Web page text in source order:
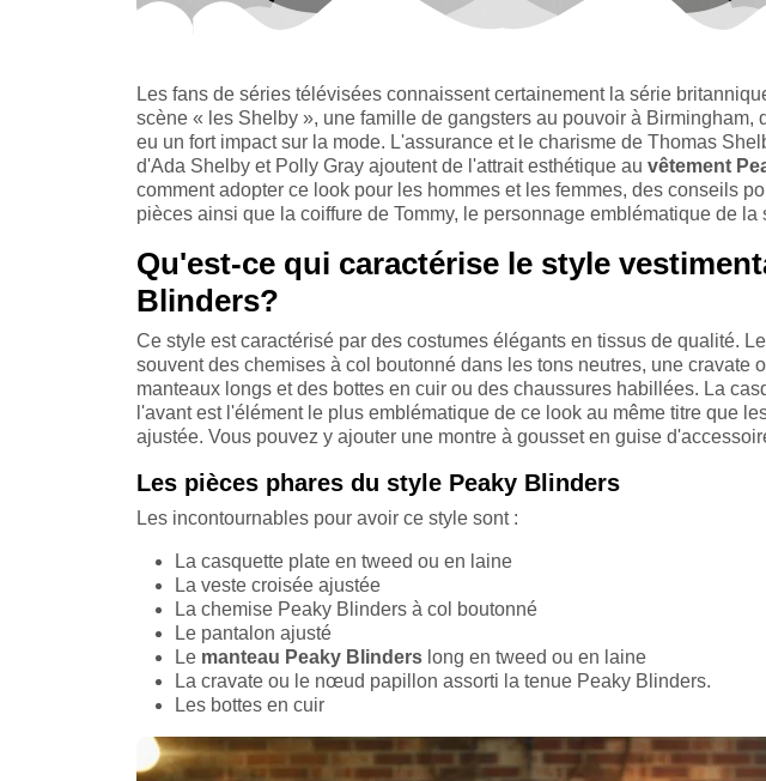
Les fans de séries télévisées connaissent certainement la série
scène « les Shelby », une famille de gangsters au pouvoir à Birmingham,
eu un fort impact sur la mode. L'assurance et le charisme de Thomas
d'Ada Shelby et Polly Gray ajoutent de l'attrait esthétique au vêtement
comment adopter ce look pour les hommes et les femmes, des conseils
pièces ainsi que la coiffure de Tommy, le personnage emblématique de la
Qu'est-ce qui caractérise le style
Blinders?
Ce style est caractérisé par des costumes élégants en tissus de qualité.
souvent des chemises à col boutonné dans les tons neutres, une cravate
manteaux longs et des bottes en cuir ou des chaussures habillées. La
l'avant est l'élément le plus emblématique de ce look au même titre que
ajustée. Vous pouvez y ajouter une montre à gousset en guise
Les pièces phares du style Peaky Blinders
Les incontournables pour avoir ce style sont :
La casquette plate en tweed ou en laine
La veste croisée ajustée
La chemise Peaky Blinders à col boutonné
Le pantalon ajusté
Le manteau Peaky Blinders long en tweed ou en laine
La cravate ou le nœud papillon assorti la tenue Peaky Blinders.
Les bottes en cuir